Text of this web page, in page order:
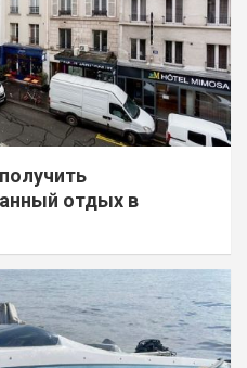
отдых в